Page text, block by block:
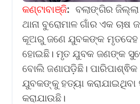
କଣ୍ଟାବାଞ୍ଜି: ବଲାଙ୍ଗିର ଜିଲ୍ଲା
ଥାନା ବୁରୋମାଳ ଗାଁର ଏକ ଚାଷ
କୂଅରୁ ଜଣେ ଯୁବକଙ୍କ ମୃତଦେହ
ହୋଇଛି। ମୃତ ଯୁବକ ଜଣଙ୍କ
ବୋଲି ଜଣାପଡ଼ିଛି।
ଯୁବକଙ୍କୁ ହତ୍ୟା କରାଯାଇଥିବା
କରାଯାଉଛି।